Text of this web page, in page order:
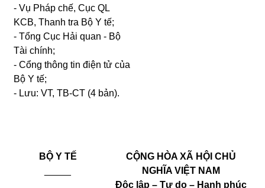
- Vụ Pháp chế, Cục QL
KCB, Thanh tra Bộ Y tế;
- Tổng Cục Hải quan - Bộ
Tài chính;
- Cổng thông tin điện tử của
Bộ Y tế;
- Lưu: VT,TB-CT (4 bản).
BỘ Y TẾ
CỘNG HÒA XÃ HỘI CHỦ
NGHĨA VIỆT NAM
Độc lập – Tự do – Hạnh phúc